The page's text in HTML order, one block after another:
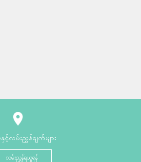
နှင့်လမ်းညွှန်ချက်များ
လမ်းညွှန်ရယူရန်